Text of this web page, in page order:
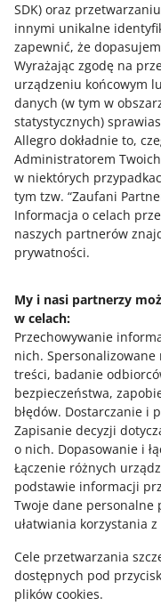
SDK) oraz
innymi unikalne
zapewnić, że
Wyrażając zgodę na
urządzeniu końcowym
danych (w tym w
statystycznych)
Allegro dokładnie to,
Administratorem
w niektórych
tym tzw. “Zaufani
Informacja o celach
naszych partnerów
prywatności.
My i nasi partnerzy
w celach:
Przechowywanie
nich.
treści, badanie
bezpieczeństwa,
błędów. Dostarczanie i
Zapisanie decyzji
o nich. Dopasowanie i
Łączenie różnych
podstawie informacji
Twoje dane personalne
ułatwiania korzystania
Cele przetwarzania
dostępnych pod
plików cookies.
Dzięki tej zmianie
ocenić kilka zakupów
będziemy mogli
Jak oceniasz te
0 - Porażka
0 1 2
Potrzebujesz
Skontaktuj
Zapytaj
Zajrzyj na